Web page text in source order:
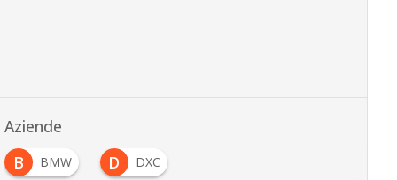
Aziende
B
BMW D DXC